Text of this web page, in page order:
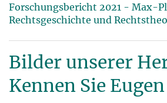
Forschungsbericht 2021 - Max-
Rechtsgeschichte und
Bilder unserer
Kennen Sie